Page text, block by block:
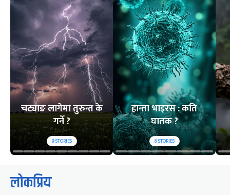
चट्याङ लागेमा तुरुन्त के
गर्ने ?
9STORIES
हान्ता भाइरस : कति
घातक ?
8STORIES
लोकप्रिय